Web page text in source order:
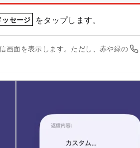
セージ をタップします。
画面を表示します。ただし、赤や緑の